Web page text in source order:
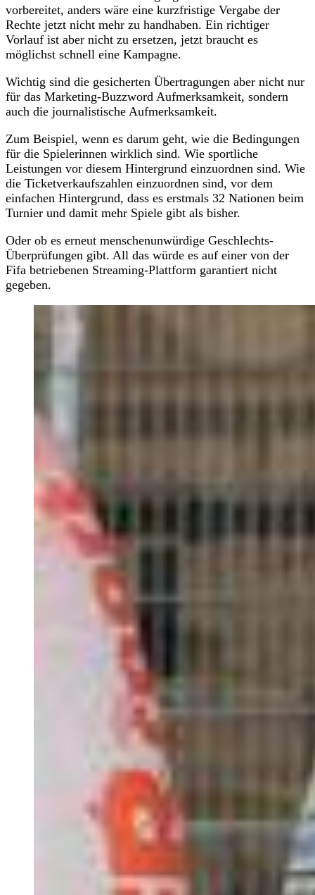
vorbereitet, anders wäre eine kurzfristige Vergabe der
Rechte jetzt nicht mehr zu handhaben. Ein richtiger
Vorlauf ist aber nicht zu ersetzen, jetzt braucht es
möglichst schnell eine Kampagne.
Wichtig sind die gesicherten Übertragungen aber nicht nur
für das Marketing-Buzzword Aufmerksamkeit, sondern
auch die journalistische Aufmerksamkeit.
Zum Beispiel, wenn es darum geht, wie die Bedingungen
für die Spielerinnen wirklich sind. Wie sportliche
Leistungen vor diesem Hintergrund einzuordnen sind. Wie
die Ticketverkaufszahlen einzuordnen sind, vor dem
einfachen Hintergrund, dass es erstmals 32 Nationen beim
Turnier und damit mehr Spiele gibt als bisher.
Oder ob es erneut menschenunwürdige Geschlechts-
Überprüfungen gibt. All das würde es auf einer von der
Fifa betriebenen Streaming-Plattform garantiert nicht
gegeben.